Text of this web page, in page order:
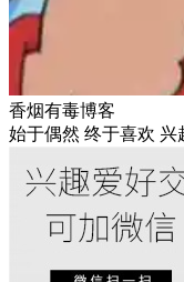
香烟有毒博客
始于偶然 终于喜欢 兴